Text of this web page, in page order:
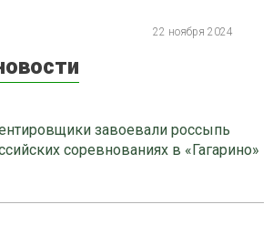
22 ноября 2024
завоевали россыпь
соревнованиях в «Гагарино»